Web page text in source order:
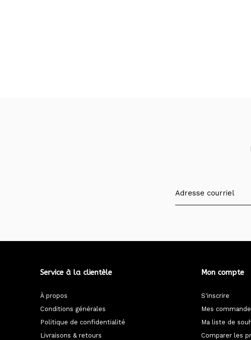
Service à la clientèle
À propos
Conditions générales
Politique de confidentialité
Livraisons & retours
Mon compte
S'inscrire
Mes
Ma liste de
Comparer les